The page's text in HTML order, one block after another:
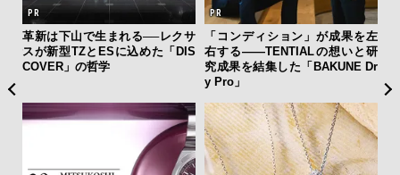
革新は下山で生まれる──レクサ
スが新型TZとESに込めた「DIS
COVER」の哲学
「コンディション」が成果を左
右する——TENTIALの想いと研
究成果を結集した「BAKUNE Dr
y Pro」
な